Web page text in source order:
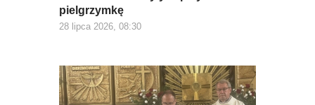
pielgrzymkę
28 lipca 2026, 08:30